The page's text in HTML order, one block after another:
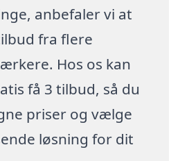
anbefaler vi at
fra flere
Hos os kan
få 3 tilbud, så du
priser og vælge
løsning for dit